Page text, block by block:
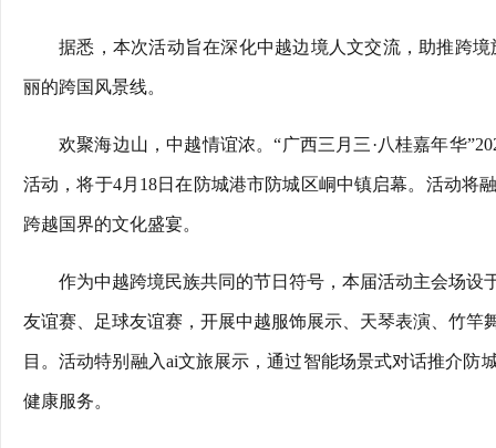
据悉，本次活动旨在深化中越边境人文交流，助推跨
丽的跨国风景线。
欢聚海边山，中越情谊浓。“广西三月三·八桂嘉年华
活动，将于4月18日在防城港市防城区峒中镇启幕。活动将
跨越国界的文化盛宴。
作为中越跨境民族共同的节日符号，本届活动主会场
友谊赛、足球友谊赛，开展中越服饰展示、天琴表演、竹
目。活动特别融入ai文旅展示，通过智能场景式对话推介
健康服务。